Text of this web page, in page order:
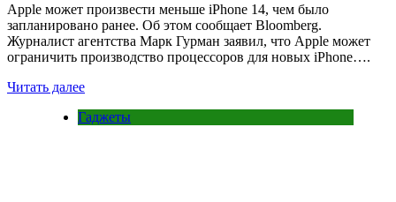
Apple может произвести меньше iPhone 14, чем было
запланировано ранее. Об этом сообщает Bloomberg.
Журналист агентства Марк Гурман заявил, что Apple может
ограничить производство процессоров для новых iPhone….
Читать далее
Гаджеты